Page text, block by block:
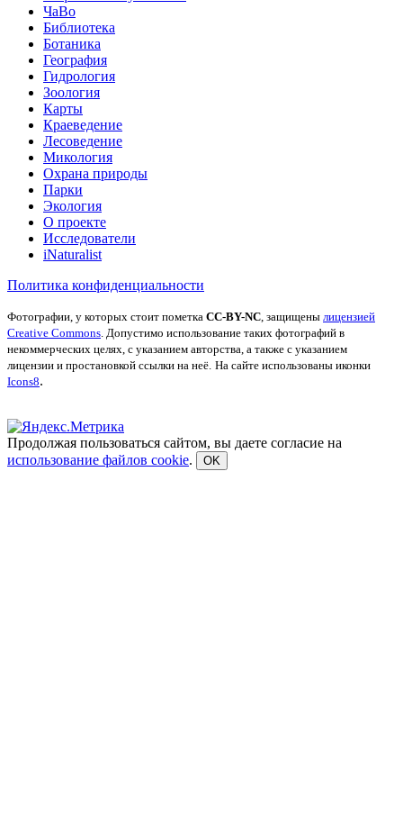
ЧаВо
Библиотека
Ботаника
География
Гидрология
Зоология
Карты
Краеведение
Лесоведение
Микология
Охрана природы
Парки
Экология
О проекте
Исследователи
iNaturalist
Политика конфиденциальности
Фотографии, у которых стоит пометка CC-BY-NC , защищены лицензией
Creative Commons . Допустимо использование таких фотографий в
некоммерческих целях, с указанием авторства, а также с указанием
лицензии и простановкой ссылки на неё. На сайте использованы иконки
Icons8.
Продолжая пользоваться сайтом, вы даете согласие на
использование файлов cookie. OK